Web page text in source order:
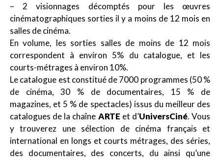
– 2 visionnages décomptés pour les œuvres
cinématographiques sorties il y a moins de 12 mois en
salles de cinéma.
En volume, les sorties salles de moins de 12 mois
correspondent à environ 5% du catalogue, et les
courts-métrages à environ 10%.
Le catalogue est constitué de 7000 programmes (50 %
de cinéma, 30 % de documentaires, 15 % de
magazines, et 5 % de spectacles) issus du meilleur des
catalogues de la chaîne ARTE et d’UniversCiné. Vous
y trouverez une sélection de cinéma français et
international en longs et courts métrages, des séries,
des documentaires, des concerts, du ainsi qu’une